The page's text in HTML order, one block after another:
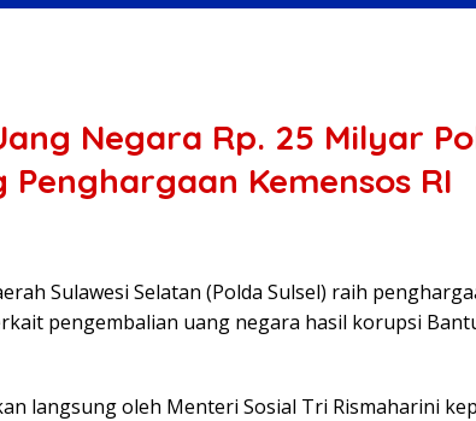
Negara Rp. 25 Milyar
Penghargaan Kemensos RI
Sulawesi Selatan (Polda Sulsel) raih
pengembalian uang negara hasil korupsi
langsung oleh Menteri Sosial Tri Rismaharini